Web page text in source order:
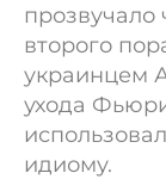
прозвучало
второго
украинцем
ухода
идиому.